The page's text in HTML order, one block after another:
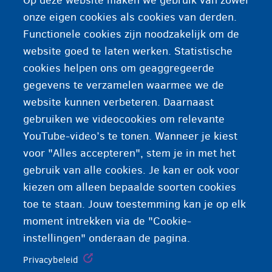
Het bedrag van uw loon voordat er belastingen op
zijn betaald
onze eigen cookies als cookies van derden.
Functionele cookies zijn noodzakelijk om de
website goed te laten werken. Statistische
cookies helpen ons om geaggregeerde
gegevens te verzamelen waarmee we de
website kunnen verbeteren. Daarnaast
gebruiken we videocookies om relevante
YouTube-video’s te tonen. Wanneer je kiest
voor "Alles accepteren", stem je in met het
gebruik van alle cookies. Je kan er ook voor
kiezen om alleen bepaalde soorten cookies
toe te staan. Jouw toestemming kan je op elk
moment intrekken via de "Cookie-
instellingen" onderaan de pagina.
Privacybeleid